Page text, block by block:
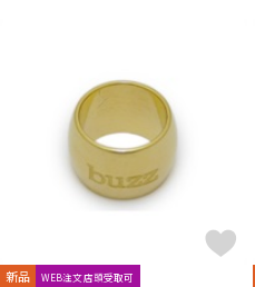
配信/ライブ機器
新品 WEB注文店頭受取可